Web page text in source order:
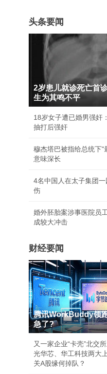
头条要闻
2岁患儿就诊死亡首
生为其鸣不平
18岁女子遭已婚男强奸
抽打后强奸
穆杰塔巴被指给总统下"
意味深长
4名中国人在太子集团
伤
婚外胚胎案涉事医院员
成较大冲击
财经要闻
腾讯WorkBuddy领
急了?
又一家企业“卡壳”北交
光华芯、华工科技两大
关A股缘何掉队？